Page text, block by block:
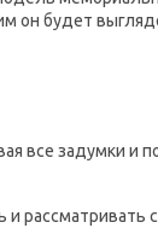
он будет
все задумки и